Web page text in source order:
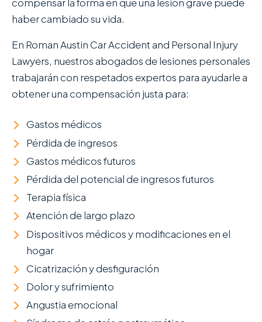
compensar la forma en que una lesión grave puede
haber cambiado su vida.
En Roman Austin Car Accident and Personal Injury
Lawyers , nuestros abogados de lesiones personales
trabajarán con respetados expertos para ayudarle a
obtener una compensación justa para:
Gastos médicos
Pérdida de ingresos
Gastos médicos futuros
Pérdida del potencial de ingresos futuros
Terapia física
Atención de largo plazo
Dispositivos médicos y modificaciones en el
hogar
Cicatrización y desfiguración
Dolor y sufrimiento
Angustia emocional